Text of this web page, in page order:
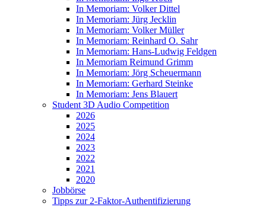
In Memoriam: Volker Dittel
In Memoriam: Jürg Jecklin
In Memoriam: Volker Müller
In Memoriam: Reinhard O. Sahr
In Memoriam: Hans-Ludwig Feldgen
In Memoriam Reimund Grimm
In Memoriam: Jörg Scheuermann
In Memoriam: Gerhard Steinke
In Memoriam: Jens Blauert
Student 3D Audio Competition
2026
2025
2024
2023
2022
2021
2020
Jobbörse
Tipps zur 2-Faktor-Authentifizierung